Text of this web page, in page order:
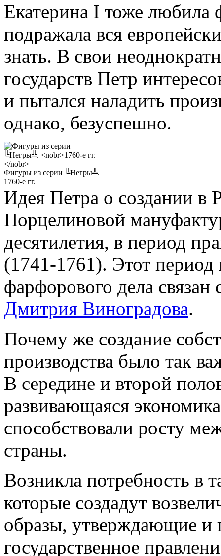
Екатерина I тоже любила
подражала вся
знать. В свои
государств Петр
и пытался наладить
однако, безуспешно.
Фигуры из серии ╚Негры╩.
1760-е гг.
Идея Петра о создании в
Порцелиновой
десятилетия, в период
(1741-1761). Этот период
фарфорового дела связан
Дмитрия Виноградова.
Почему же создание
производства было так
В середине и второй
развивающаяся
способствовали росту
страны.
Возникла потребность в
которые создадут
образы, утверждающие и
государственное